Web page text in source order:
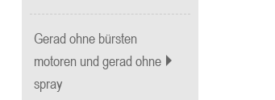
Gerad ohne bürsten
motoren und gerad ohne
spray